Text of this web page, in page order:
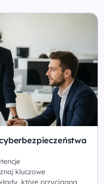
kluczowe
które przyciągną